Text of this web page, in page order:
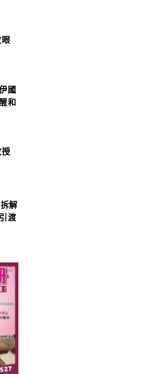
國
和
解
渡